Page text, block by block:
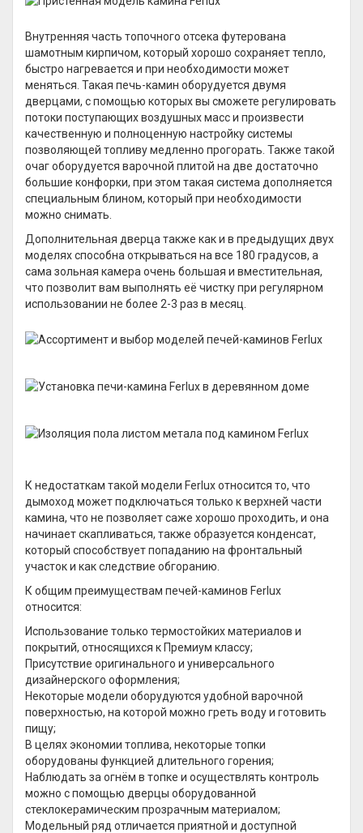
Внутренняя часть топочного отсека футерована
шамотным кирпичом, который хорошо сохраняет тепло,
быстро нагревается и при необходимости может
меняться. Такая печь-камин оборудуется двумя
дверцами, с помощью которых вы сможете регулировать
потоки поступающих воздушных масс и произвести
качественную и полноценную настройку системы
позволяющей топливу медленно прогорать. Также такой
очаг оборудуется варочной плитой на две достаточно
большие конфорки, при этом такая система дополняется
специальным блином, который при необходимости
можно снимать.
Дополнительная дверца также как и в предыдущих двух
моделях способна открываться на все 180 градусов, а
сама зольная камера очень большая и вместительная,
что позволит вам выполнять её чистку при регулярном
использовании не более 2-3 раз в месяц.
К недостаткам такой модели Ferlux относится то, что
дымоход может подключаться только к верхней части
камина, что не позволяет саже хорошо проходить, и она
начинает скапливаться, также образуется конденсат,
который способствует попаданию на фронтальный
участок и как следствие обгоранию.
К общим преимуществам печей-каминов Ferlux
относится:
Использование только термостойких материалов и
покрытий, относящихся к Премиум классу;
Присутствие оригинального и универсального
дизайнерского оформления;
Некоторые модели оборудуются удобной варочной
поверхностью, на которой можно греть воду и готовить
пищу;
В целях экономии топлива, некоторые топки
оборудованы функцией длительного горения;
Наблюдать за огнём в топке и осуществлять контроль
можно с помощью дверцы оборудованной
стеклокерамическим прозрачным материалом;
Модельный ряд отличается приятной и доступной